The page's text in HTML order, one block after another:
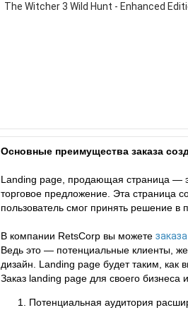
The Witcher 3 Wild Hunt - Enhanced
Основные преимущества заказа
Landing page, продающая страница —
торговое предложение. Эта страница
пользователь смог принять решение в
В компании RetsCorp вы можете
Ведь это — потенциальные клиенты,
дизайн. Landing page будет таким,
Заказ landing page для своего
Потенциальная аудитория